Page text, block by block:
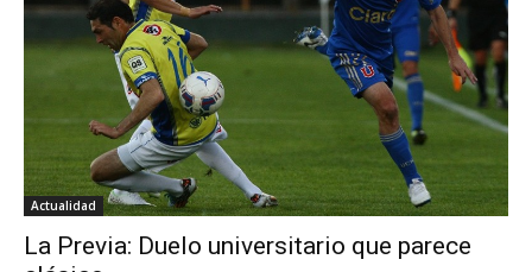
Actualidad
La Previa: Duelo universitario que parece